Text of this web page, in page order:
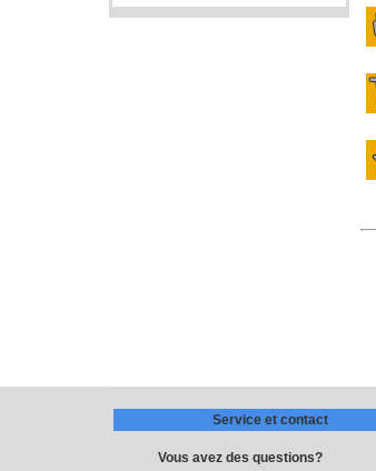
Service et contact
Vous avez des questions?